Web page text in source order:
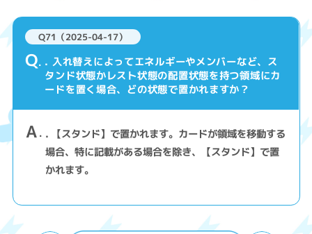
Q71（2025-04-17）
Q . 入れ替えによってエネルギーやメンバーなど、ス
タンド状態かレスト状態の配置状態を持つ領域にカ
ードを置く場合、どの状態で置かれますか？
A . 【スタンド】で置かれます。カードが領域を移動する
場合、特に記載がある場合を除き、【スタンド】で置
かれます。